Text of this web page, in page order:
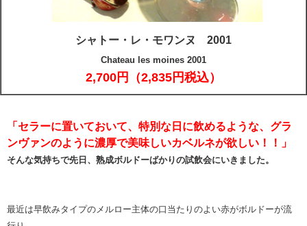
シャトー・レ・モワンヌ 2001
Chateau les moines 2001
2,700円（2,835円税込）
「セラーに置いておいて、特別な日に飲めるような、グラ
ンヴァンのように濃厚で美味しいカベルネが欲しい！！」
そんな気持ちで先日、熟成ボルドーばかりの試飲会にいきました。
最近は早飲みタイプのメルロー主体の口当たりのよい赤がボルドーが流